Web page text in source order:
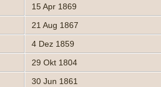
15 Apr 1869
21 Aug 1867
4 Dez 1859
29 Okt 1804
30 Jun 1861